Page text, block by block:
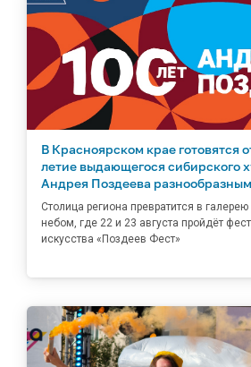
В Красноярском крае готовятся
летие выдающегося сибирского
Андрея Поздеева
Столица региона превратится в
небом, где 22 и 23 августа пройдёт
искусства «Поздеев Фест»